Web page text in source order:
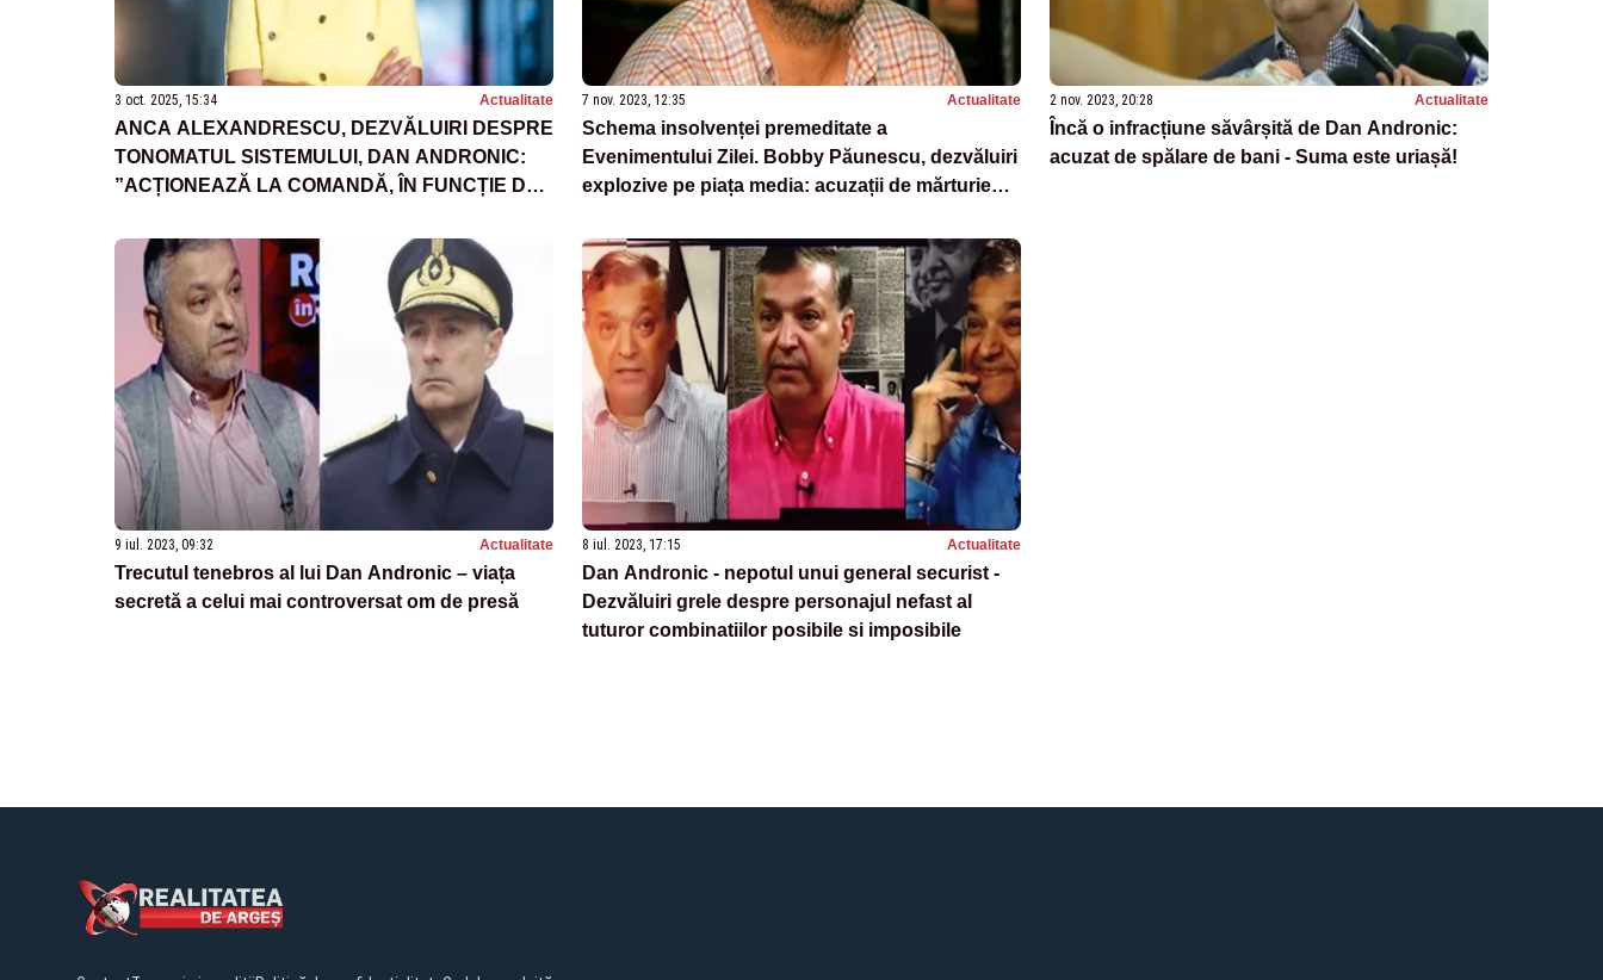
3 oct. 2025, 15:34 Actualitate
ANCA ALEXANDRESCU, DEZVĂLUIRI DESPRE
TONOMATUL SISTEMULUI, DAN ANDRONIC:
”ACȚIONEAZĂ LA COMANDĂ, ÎN FUNCȚIE DE
7 nov. 2023, 12:35 Actualitate
Schema insolvenței premeditate a
Evenimentului Zilei. Bobby Păunescu, dezvăluiri
explozive pe piața media: acuzații de mărturie
2 nov. 2023, 20:28 Actualitate
Încă o infracțiune săvârșită de Dan Andronic:
acuzat de spălare de bani - Suma este uriașă!
9 iul. 2023, 09:32 Actualitate
Trecutul tenebros al lui Dan Andronic – viața
secretă a celui mai controversat om de presă
8 iul. 2023, 17:15 Actualitate
Dan Andronic - nepotul unui general securist -
Dezvăluiri grele despre personajul nefast al
tuturor combinatiilor posibile si imposibile